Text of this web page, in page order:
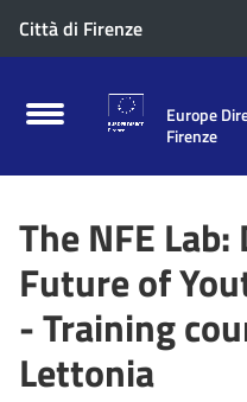
Città di Firenze
Europe
Firenze
The NFE
Future of
- Training
Lettonia